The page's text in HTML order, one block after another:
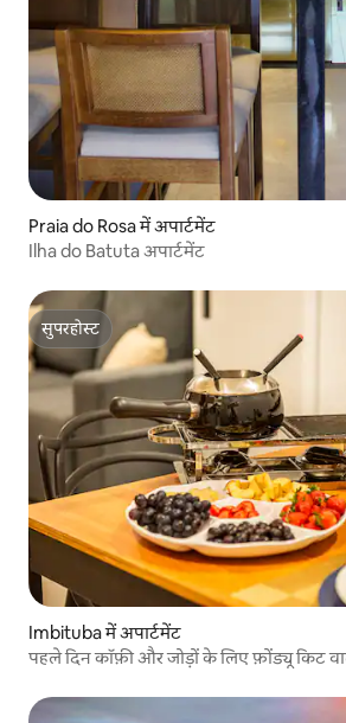
Praia do Rosa में अपार्टमेंट
Ilha do Batuta अपार्टमेंट
सुपरहोस्ट
सुपरहोस्ट
Imbituba में अपार्टमेंट
पहले दिन कॉफ़ी और जोड़ों के लिए फ़ोंड्यू किट